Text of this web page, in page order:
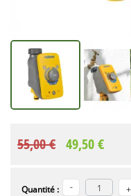
55,00 € 49,50 €
Quantité :